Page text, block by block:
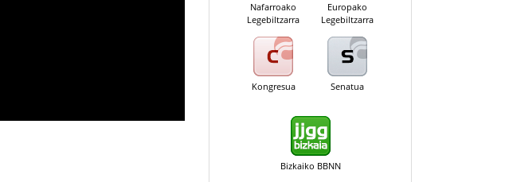
Nafarroako
Legebiltzarra
Europako
Legebiltzarra
Kongresua Senatua
Bizkaiko BBNN